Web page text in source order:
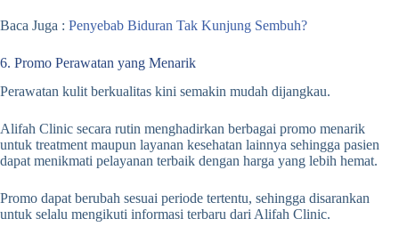
Baca Juga : Penyebab Biduran Tak Kunjung Sembuh?
6. Promo Perawatan yang Menarik
Perawatan kulit berkualitas kini semakin mudah dijangkau.
Alifah Clinic secara rutin menghadirkan berbagai promo menarik
untuk treatment maupun layanan kesehatan lainnya sehingga pasien
dapat menikmati pelayanan terbaik dengan harga yang lebih hemat.
Promo dapat berubah sesuai periode tertentu, sehingga disarankan
untuk selalu mengikuti informasi terbaru dari Alifah Clinic.